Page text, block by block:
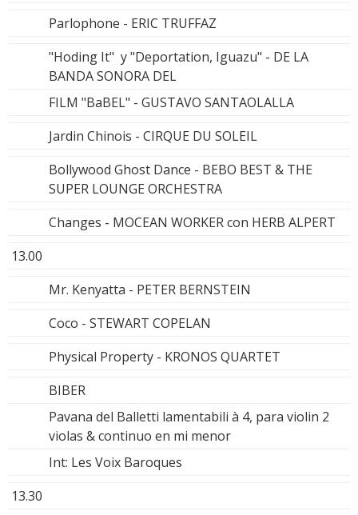
Parlophone - ERIC TRUFFAZ
"Hoding It" y "Deportation, Iguazu" - DE LA
BANDA SONORA DEL
FILM "BaBEL" - GUSTAVO SANTAOLALLA
Jardin Chinois - CIRQUE DU SOLEIL
Bollywood Ghost Dance - BEBO BEST & THE
SUPER LOUNGE ORCHESTRA
Changes - MOCEAN WORKER con HERB ALPERT
13.00
Mr. Kenyatta - PETER BERNSTEIN
Coco - STEWART COPELAN
Physical Property - KRONOS QUARTET
BIBER
Pavana del Balletti lamentabili à 4, para violin 2
violas & continuo en mi menor
Int: Les Voix Baroques
13.30